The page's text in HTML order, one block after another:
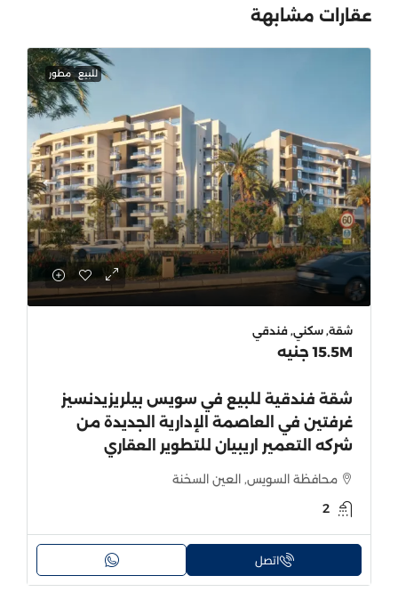
عقارات مشابهة
للبيع مطور
شقة, سكني, فندقي
15.5M جنيه
شقة فندقية للبيع في سويس بيلريزيدنسيز
غرفتين في العاصمة الإدارية الجديدة من
شركه التعمير اريبيان للتطوير العقاري
محافظة السويس, العين السخنة
2
اتصل